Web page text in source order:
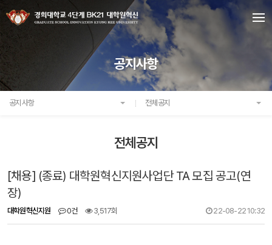
공지사항
공지사항 전체공지
전체공지
[채용] (종료) 대학원혁신지원사업단 TA 모집 공고(연
장)
대학원혁신지원 0건 3,517회 22-08-22 10:32